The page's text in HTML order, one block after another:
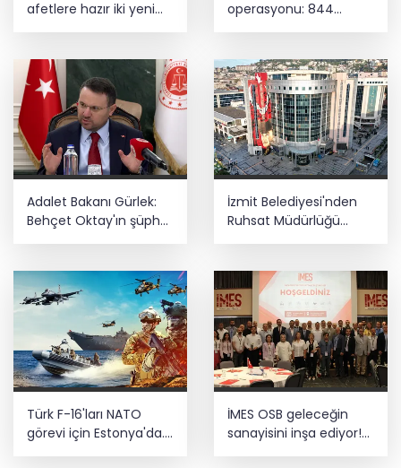
afetlere hazır iki yeni
operasyonu: 844
Adalet Bakanı Gürlek:
Behçet Oktay'ın şüpheli
ölümü yeniden
incelenecek
İzmit Belediyesi'nden
Ruhsat Müdürlüğü
iddialarına açıklama
Türk F-16'ları NATO
görevi için Estonya'da...
İMES OSB geleceğin
sanayisini inşa ediyor!